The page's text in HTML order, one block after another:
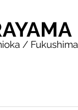
/ Fukushima